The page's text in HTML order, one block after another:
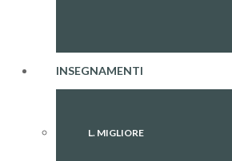
INSEGNAMENTI
L. MIGLIORE